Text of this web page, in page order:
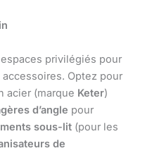
privilégiés pour
Optez pour
acier (marque Keter)
d’angle pour
sous-lit (pour les
de